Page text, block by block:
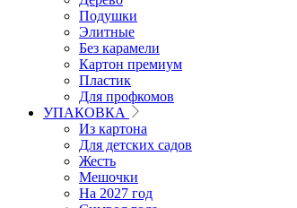
Подушки
Элитные
Без карамели
Картон премиум
Пластик
Для профкомов
УПАКОВКА
Из картона
Для детских садов
Жесть
Мешочки
На 2027 год